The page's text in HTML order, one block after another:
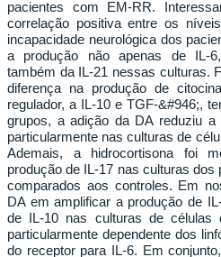
pacientes com EM-RR.
correlação positiva entre os
incapacidade neurológica dos
a produção não apenas de IL-
também da IL-21 nessas culturas.
diferença na produção de
regulador, a IL-10 e TGF-&#946;,
grupos, a adição da DA reduziu
particularmente nas culturas de
Ademais, a hidrocortisona foi
produção de IL-17 nas culturas
comparados aos controles. Em
DA em amplificar a produção de
de IL-10 nas culturas de células
particularmente dependente dos
do receptor para IL-6. Em